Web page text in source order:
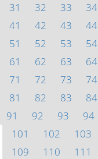
31
32 33 34
41
42 43 44
51
52 53 54
61
62 63 64
71
72 73 74
81
82 83 84
91
92 93 94
101
102 103
109
110 111